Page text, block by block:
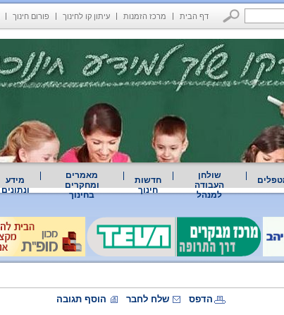
דף הבית מרכז הזמנות עיתון קו לחינוך פורום חינוך
שולחן
העבודה
למנהל
חדשות
חינוך
מאמרים
ומחקרים
בחינוך
מידע
ונתונים
הדפס שלח לחבר הוסף תגובה